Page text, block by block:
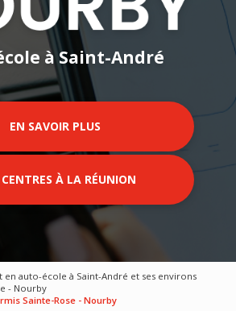
à Saint-André
EN SAVOIR PLUS
À LA RÉUNION
en auto-école à Saint-André et ses environs
- Nourby
Sainte-Rose - Nourby